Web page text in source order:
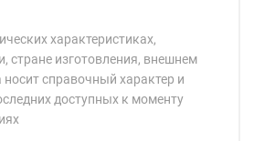
характеристиках,
стране изготовления, внешнем
носит справочный характер и
доступных к моменту